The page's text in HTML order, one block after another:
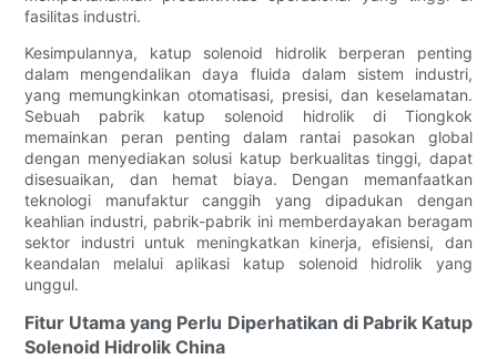
fasilitas industri.
Kesimpulannya, katup solenoid hidrolik berperan penting
dalam mengendalikan daya fluida dalam sistem industri,
yang memungkinkan otomatisasi, presisi, dan keselamatan.
Sebuah pabrik katup solenoid hidrolik di Tiongkok
memainkan peran penting dalam rantai pasokan global
dengan menyediakan solusi katup berkualitas tinggi, dapat
disesuaikan, dan hemat biaya. Dengan memanfaatkan
teknologi manufaktur canggih yang dipadukan dengan
keahlian industri, pabrik-pabrik ini memberdayakan beragam
sektor industri untuk meningkatkan kinerja, efisiensi, dan
keandalan melalui aplikasi katup solenoid hidrolik yang
unggul.
Fitur Utama yang Perlu Diperhatikan di Pabrik Katup
Solenoid Hidrolik China